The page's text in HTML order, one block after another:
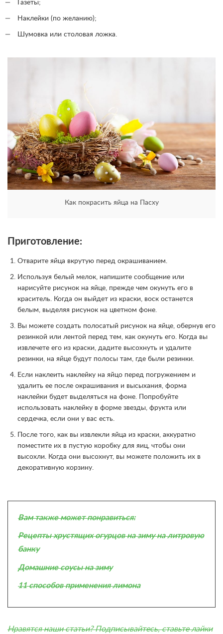
Газеты;
Наклейки (по желанию);
Шумовка или столовая ложка.
Как покрасить яйца на Пасху
Приготовление:
Отварите яйца вкрутую перед окрашиванием.
Используя белый мелок, напишите сообщение или
нарисуйте рисунок на яйце, прежде чем окунуть его в
краситель. Когда он выйдет из краски, воск останется
белым, выделяя рисунок на цветном фоне.
Вы можете создать полосатый рисунок на яйце, обернув его
резинкой или лентой перед тем, как окунуть его. Когда вы
извлечете его из краски, дадите высохнуть и удалите
резинки, на яйце будут полосы там, где были резинки.
Если наклеить наклейку на яйцо перед погружением и
удалить ее после окрашивания и высыхания, форма
наклейки будет выделяться на фоне. Попробуйте
использовать наклейку в форме звезды, фрукта или
сердечка, если они у вас есть.
После того, как вы извлекли яйца из краски, аккуратно
поместите их в пустую коробку для яиц, чтобы они
высохли. Когда они высохнут, вы можете положить их в
декоративную корзину.
Вам также может понравиться:
Рецепты хрустящих огурцов на зиму на литровую
банку
Домашние соусы на зиму
11 способов применения лимона
Нравятся наши статьи? Подписывайтесь, ставьте лайки